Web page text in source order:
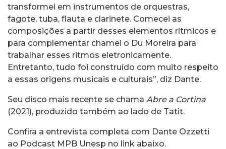
transformei em instrumentos de orquestras,
fagote, tuba, flauta e clarinete. Comecei as
composições a partir desses elementos rítmicos e
para complementar chamei o Du Moreira para
trabalhar esses ritmos eletronicamente.
Entretanto, tudo foi construído com muito respeito
a essas origens musicais e culturais”, diz Dante.
Seu disco mais recente se chama Abre a Cortina
(2021), produzido também ao lado de Tatit.
Confira a entrevista completa com Dante Ozzetti
ao Podcast MPB Unesp no link abaixo.